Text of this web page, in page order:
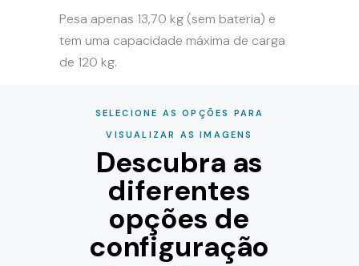
Pesa apenas 13,70 kg (sem bateria) e
tem uma capacidade máxima de carga
de 120 kg.
SELECIONE AS OPÇÕES PARA
VISUALIZAR AS IMAGENS
Descubra as
diferentes
opções de
configuração